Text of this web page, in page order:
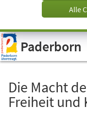
Visuelle
Assistenzsoftware
öffnen.
Alle
Paderborn
Die Macht
Freiheit und